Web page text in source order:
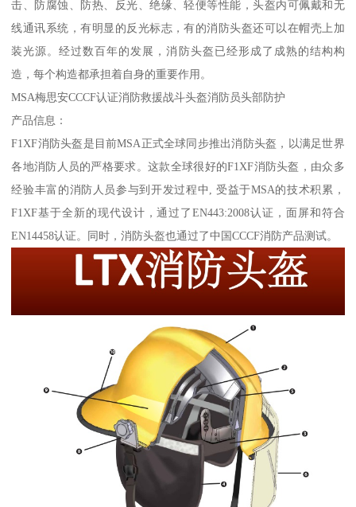
击、防腐蚀、防热、反光、绝缘、轻便等性能，头盔内可佩戴和无
线通讯系统，有明显的反光标志，有的消防头盔还可以在帽壳上加
装光源。经过数百年的发展，消防头盔已经形成了成熟的结构构
造，每个构造都承担着自身的重要作用。
MSA梅思安CCCF认证消防救援战斗头盔消防员头部防护
产品信息：
F1XF消防头盔是目前MSA正式全球同步推出消防头盔，以满足世界
各地消防人员的严格要求。这款全球很好的F1XF消防头盔，由众多
经验丰富的消防人员参与到开发过程中, 受益于MSA的技术积累，
F1XF基于全新的现代设计，通过了EN443:2008认证，面屏和符合
EN14458认证。同时，消防头盔也通过了中国CCCF消防产品测试。